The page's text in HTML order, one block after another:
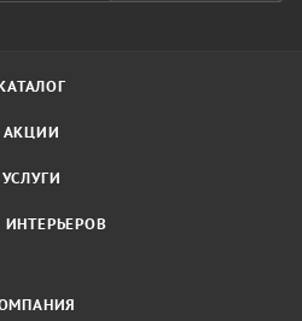
АКЦИИ
УСЛУГИ